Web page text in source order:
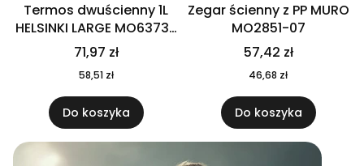
Termos dwuścienny 1L
HELSINKI LARGE MO6373-
04
71,97 zł
58,51 zł
Do koszyka
Zegar ścienny z PP MURO
MO2851-07
57,42 zł
46,68 zł
Do koszyka